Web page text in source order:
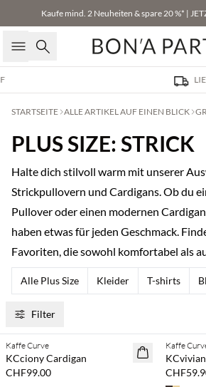
Kaufe mind. 2 Neuheiten & spare 20 %* |
Suche
LIEFERUNG IN 1-2
STARTSEITE ALLE ARTIKEL AUF EINEN BLICK
PLUS SIZE: STRICK
Halte dich stilvoll warm mit unserer
Strickpullovern und Cardigans. Ob du
Pullover oder einen modernen
haben etwas für jeden Geschmack.
Favoriten, die sowohl komfortabel als
Alle Plus Size Kleider T-shirts
Filter
NEUHEITEN
Kaufe mind. 2 & spare 20 %
Kaffe Curve
KCciony Cardigan
CHF99.00
Kaufe
Kaffe